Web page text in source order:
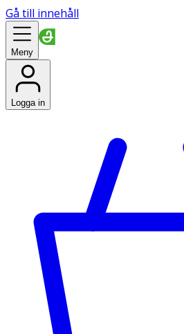
Gå till innehåll
Meny
Logga in